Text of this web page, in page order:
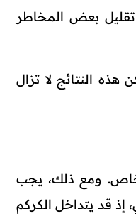
بعض المخاطر
النتائج لا تزال
ومع ذلك، يجب
إذ قد يتداخل الكركم